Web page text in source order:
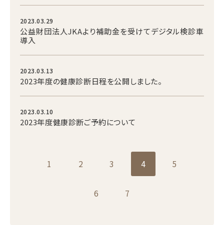
2023.03.29
公益財団法人JKAより補助金を受けてデジタル検診車
導入
2023.03.13
2023年度の健康診断日程を公開しました。
2023.03.10
2023年度健康診断ご予約について
1 2 3 4 5
6 7